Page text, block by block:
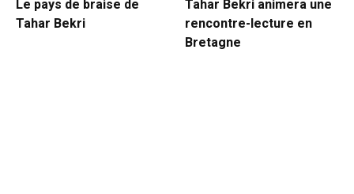
Le pays de braise de
Tahar Bekri
Tahar Bekri animera une
rencontre-lecture en
Bretagne